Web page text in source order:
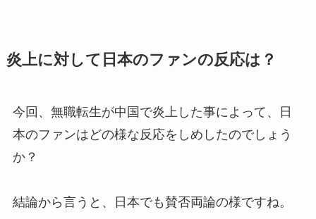
炎上に対して日本のファンの反応は？
今回、無職転生が中国で炎上した事によって、日
本のファンはどの様な反応をしめしたのでしょう
か？
結論から言うと、日本でも賛否両論の様ですね。